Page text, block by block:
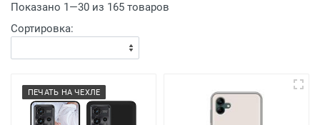
Показано 1—30 из 165 товаров
Сортировка:
ПЕЧАТЬ НА ЧЕХЛЕ